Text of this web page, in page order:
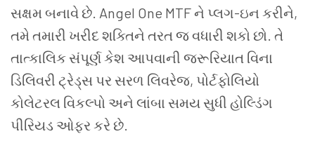
સક્ષમ બનાવે છે. Angel One MTF ને પ્લગ-ઇન કરીને,
તમે તમારી ખરીદ શક્તિને તરત જ વધારી શકો છો. તે
તાત્કાલિક સંપૂર્ણ કેશ આપવાની જરૂરિયાત વિના
ડિલિવરી ટ્રેડ્સ પર સરળ લિવરેજ, પોર્ટફોલિયો
કોલેટરલ વિકલ્પો અને લાંબા સમય સુધી હોલ્ડિંગ
પીરિયડ ઓફર કરે છે.